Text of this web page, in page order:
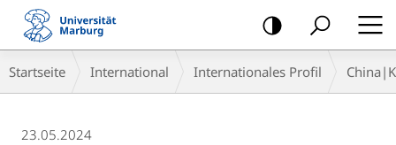
Mobile-
Navigation
Breadcrumb-
Navigation
Startseite International Internationales Profil
23.05.2024